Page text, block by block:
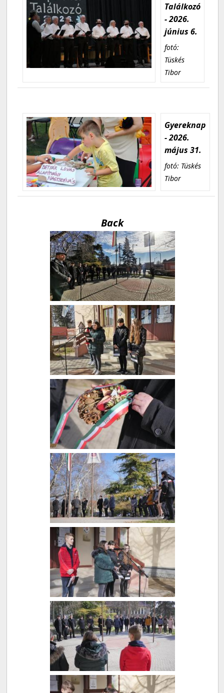
Találkozó
- 2026.
június 6.
fotó:
Tüskés
Tibor
Gyereknap
- 2026.
május 31.
fotó: Tüskés
Tibor
Back